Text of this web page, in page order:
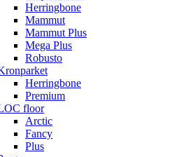
Herringbone
Mammut
Mammut Plus
Mega Plus
Robusto
Herringbone
Premium
floor
Arctic
Fancy
Plus